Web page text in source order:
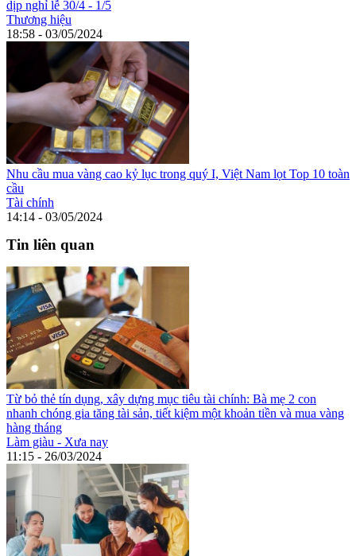
dịp nghỉ lễ 30/4 - 1/5
Thương hiệu
18:58 - 03/05/2024
Nhu cầu mua vàng cao kỷ lục trong quý I, Việt Nam lọt Top 10 toàn
cầu
Tài chính
14:14 - 03/05/2024
Tin liên quan
Từ bỏ thẻ tín dụng, xây dựng mục tiêu tài chính: Bà mẹ 2 con
nhanh chóng gia tăng tài sản, tiết kiệm một khoản tiền và mua vàng
hàng tháng
Làm giàu - Xưa nay
11:15 - 26/03/2024